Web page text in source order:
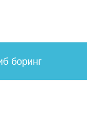
боринг